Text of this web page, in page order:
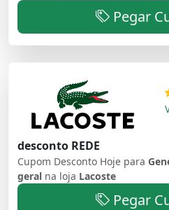
Pegar
desconto REDE
Cupom Desconto Hoje para
geral na loja Lacoste
Pegar